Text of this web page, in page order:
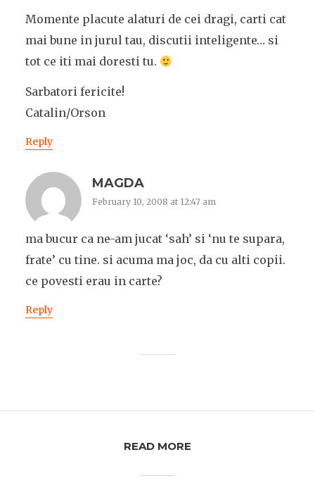
Momente placute alaturi de cei dragi, carti cat
mai bune in jurul tau, discutii inteligente… si
tot ce iti mai doresti tu.
Sarbatori fericite!
Catalin/Orson
Reply
MAGDA
February 10, 2008 at 12:47 am
ma bucur ca ne-am jucat ‘sah’ si ‘nu te supara,
frate’ cu tine. si acuma ma joc, da cu alti copii.
ce povesti erau in carte?
Reply
READ MORE